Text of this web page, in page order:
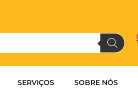
SERVIÇOS SOBRE NÓS